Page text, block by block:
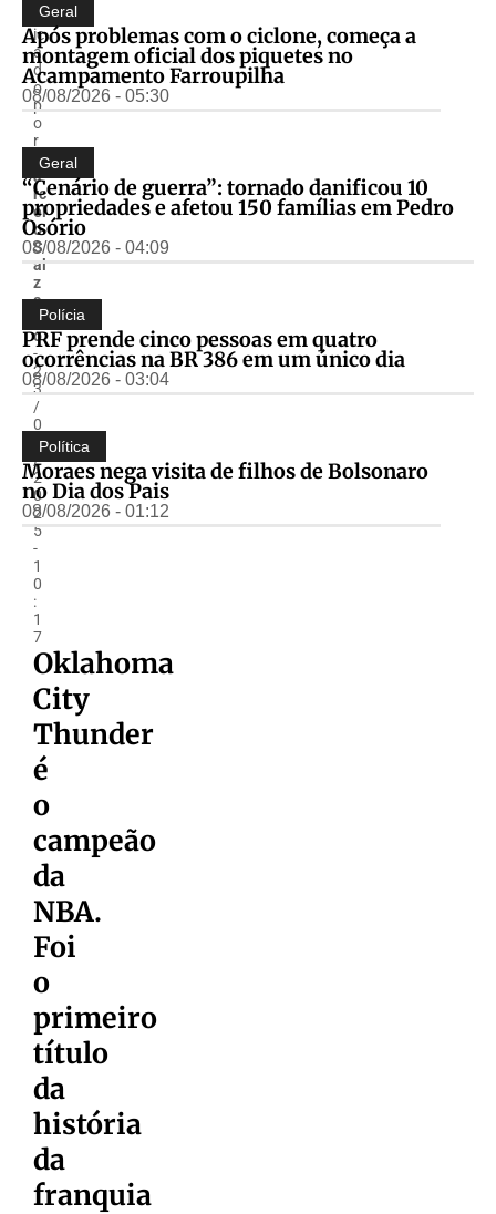
bl
ic
a
d
o
p
o
r
M
a
rc
el
o
S
al
z
a
n
o
-
2
3
/
0
6
/
2
0
2
5
-
1
0
:
1
7
Oklahoma
City
Thunder
é
o
campeão
da
NBA.
Foi
o
primeiro
título
da
história
da
franquia
Geral
Após problemas com o ciclone, começa a
montagem oficial dos piquetes no
Acampamento Farroupilha
08/08/2026 - 05:30
Geral
“Cenário de guerra”: tornado danificou 10
propriedades e afetou 150 famílias em Pedro
Osório
08/08/2026 - 04:09
Polícia
PRF prende cinco pessoas em quatro
ocorrências na BR 386 em um único dia
08/08/2026 - 03:04
Política
Moraes nega visita de filhos de Bolsonaro
no Dia dos Pais
08/08/2026 - 01:12